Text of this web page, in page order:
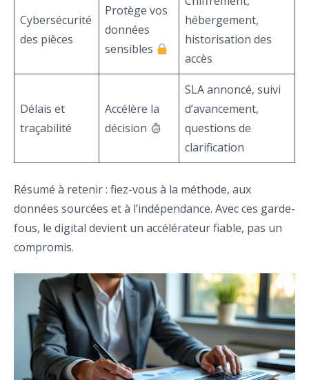
Cybersécurité
des pièces
Protège vos
données
sensibles
hébergement,
historisation des
accès
Délais et
traçabilité
Accélère la
décision
SLA annoncé, suivi
d’avancement,
questions de
clarification
Résumé à retenir : fiez-vous à la méthode, aux
données sourcées et à l’indépendance. Avec ces garde-
fous, le digital devient un accélérateur fiable, pas un
compromis.